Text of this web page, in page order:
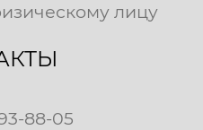
лицу
88-05